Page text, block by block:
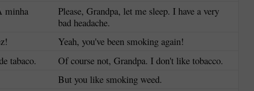
minha
Please, Grandpa, let me sleep. I have a very
bad headache.
Yeah, you've been smoking again!
tabaco. Of course not, Grandpa. I don't like tobacco.
But you like smoking weed.